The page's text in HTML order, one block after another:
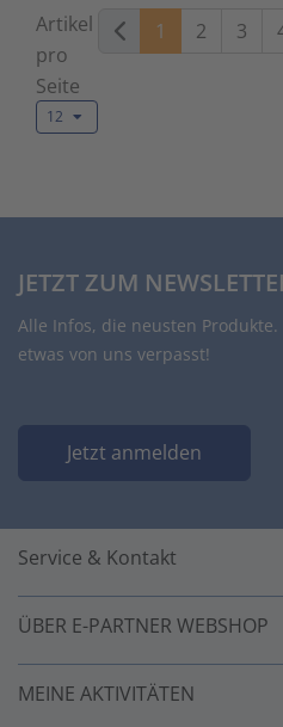
Artikel
pro
Seite
12
1 2 3
JETZT ZUM
Alle Infos, die neusten
etwas von uns verpasst!
Jetzt anmelden
Service & Kontakt
ÜBER E-PARTNER WEBSHOP
MEINE AKTIVITÄTEN